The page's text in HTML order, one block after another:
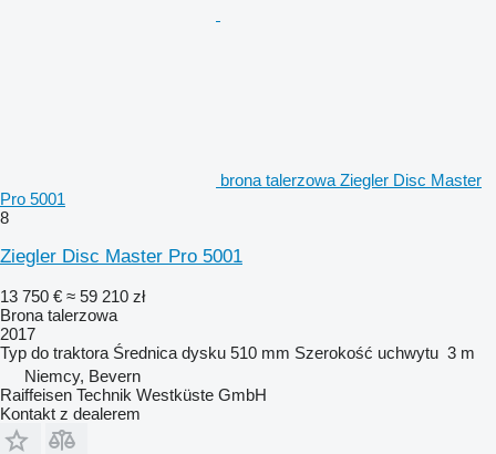
brona talerzowa Ziegler Disc Master
Pro 5001
8
Ziegler Disc Master Pro 5001
13 750 € ≈ 59 210 zł
Brona talerzowa
2017
Typ do traktora Średnica dysku 510 mm Szerokość uchwytu 3 m
Niemcy, Bevern
Raiffeisen Technik Westküste GmbH
Kontakt z dealerem